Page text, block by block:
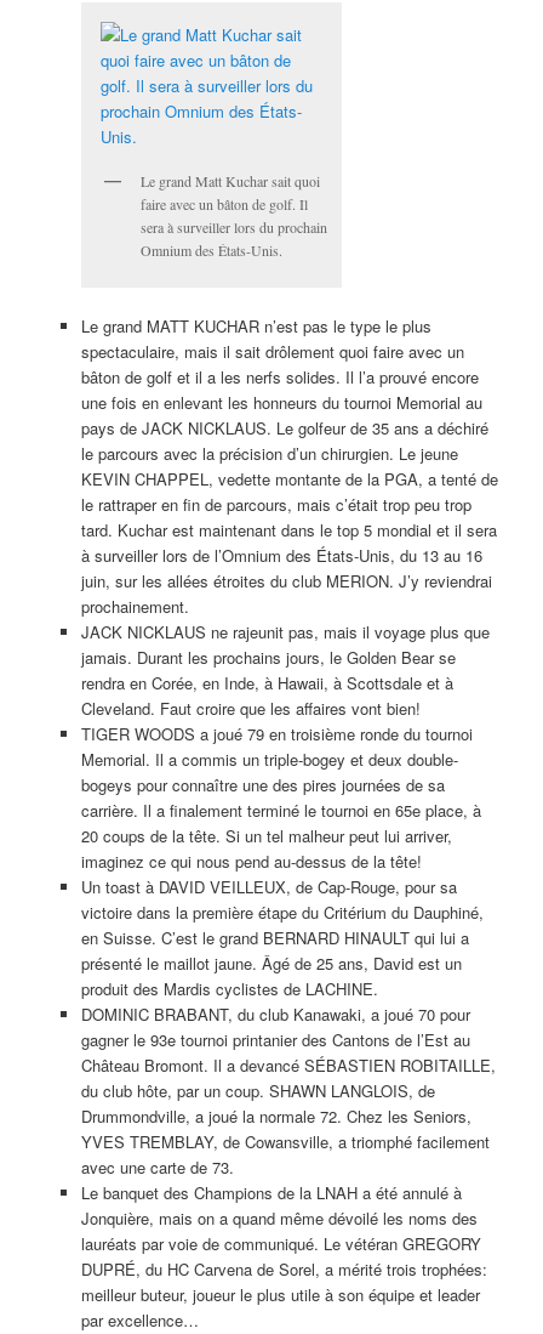
Le grand Matt Kuchar sait quoi
faire avec un bâton de golf. Il
sera à surveiller lors du prochain
Omnium des États-Unis.
Le grand MATT KUCHAR n’est pas le type le plus
spectaculaire, mais il sait drôlement quoi faire avec un
bâton de golf et il a les nerfs solides. Il l’a prouvé encore
une fois en enlevant les honneurs du tournoi Memorial au
pays de JACK NICKLAUS. Le golfeur de 35 ans a déchiré
le parcours avec la précision d’un chirurgien. Le jeune
KEVIN CHAPPEL, vedette montante de la PGA, a tenté de
le rattraper en fin de parcours, mais c’était trop peu trop
tard. Kuchar est maintenant dans le top 5 mondial et il sera
à surveiller lors de l’Omnium des États-Unis, du 13 au 16
juin, sur les allées étroites du club MERION. J’y reviendrai
prochainement.
JACK NICKLAUS ne rajeunit pas, mais il voyage plus que
jamais. Durant les prochains jours, le Golden Bear se
rendra en Corée, en Inde, à Hawaii, à Scottsdale et à
Cleveland. Faut croire que les affaires vont bien!
TIGER WOODS a joué 79 en troisième ronde du tournoi
Memorial. Il a commis un triple-bogey et deux double-
bogeys pour connaître une des pires journées de sa
carrière. Il a finalement terminé le tournoi en 65e place, à
20 coups de la tête. Si un tel malheur peut lui arriver,
imaginez ce qui nous pend au-dessus de la tête!
Un toast à DAVID VEILLEUX, de Cap-Rouge, pour sa
victoire dans la première étape du Critérium du Dauphiné,
en Suisse. C’est le grand BERNARD HINAULT qui lui a
présenté le maillot jaune. Âgé de 25 ans, David est un
produit des Mardis cyclistes de LACHINE.
DOMINIC BRABANT, du club Kanawaki, a joué 70 pour
gagner le 93e tournoi printanier des Cantons de l’Est au
Château Bromont. Il a devancé SÉBASTIEN ROBITAILLE,
du club hôte, par un coup. SHAWN LANGLOIS, de
Drummondville, a joué la normale 72. Chez les Seniors,
YVES TREMBLAY, de Cowansville, a triomphé facilement
avec une carte de 73.
Le banquet des Champions de la LNAH a été annulé à
Jonquière, mais on a quand même dévoilé les noms des
lauréats par voie de communiqué. Le vétéran GREGORY
DUPRÉ, du HC Carvena de Sorel, a mérité trois trophées:
meilleur buteur, joueur le plus utile à son équipe et leader
par excellence…